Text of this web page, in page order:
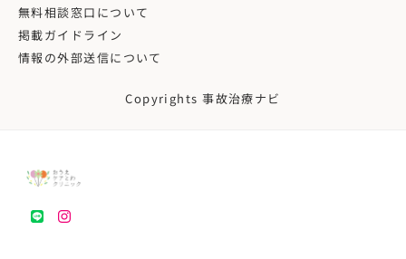
無料相談窓口について
掲載ガイドライン
情報の外部送信について
Copyrights 事故治療ナビ
LINEinstagram